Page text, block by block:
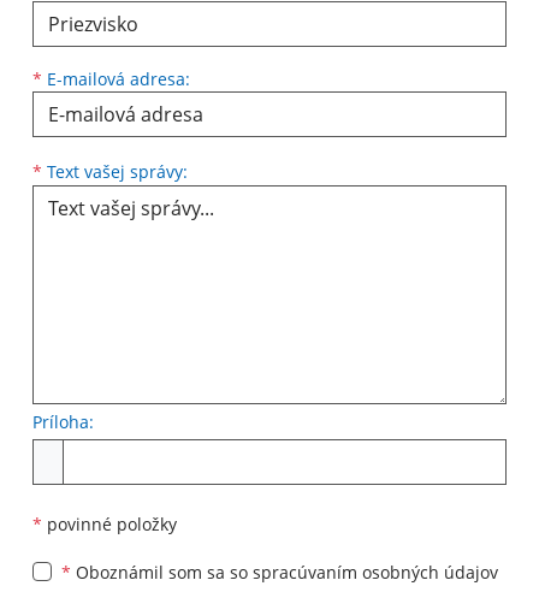
* E-mailová adresa:
* Text vašej správy:
Príloha:
* povinné položky
* Oboznámil som sa so spracúvaním osobných údajov